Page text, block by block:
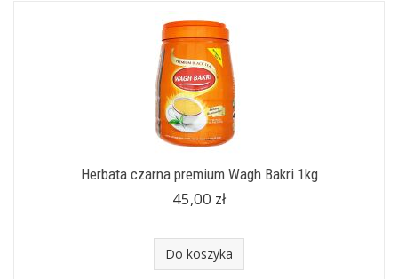
Herbata czarna premium Wagh Bakri 1kg
45,00 zł
Do koszyka